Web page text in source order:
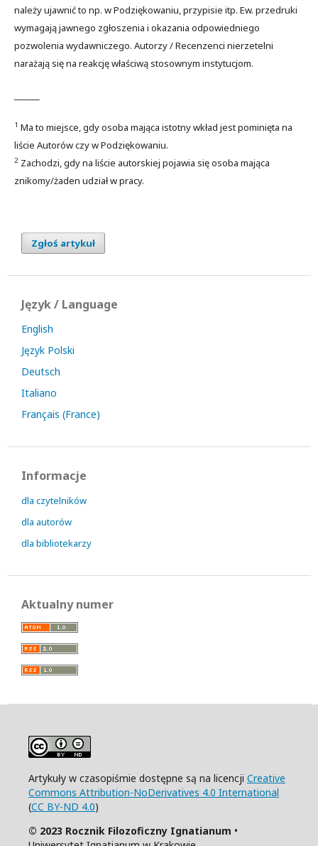
należy ujawnić to np. w Podziękowaniu, przypisie itp. Ew. przedruki
wymagają jawnego zgłoszenia i okazania odpowiedniego
pozwolenia wydawniczego. Autorzy / Recenzenci nierzetelni
narażają się na reakcję właściwą stosownym instytucjom.
1 Ma to miejsce, gdy osoba mająca istotny wkład jest pominięta na
liście Autorów czy w Podziękowaniu.
2 Zachodzi, gdy na liście autorskiej pojawia się osoba mająca
znikomy/żaden udział w pracy.
Zgłoś artykuł
Język / Language
English
Język Polski
Deutsch
Italiano
Français (France)
Informacje
dla czytelników
dla autorów
dla bibliotekarzy
Aktualny numer
Artykuły w czasopiśmie dostępne są na licencji Creative
Commons Attribution-NoDerivatives 4.0 International
(CC BY-ND 4.0)
© 2023 Rocznik Filozoficzny Ignatianum •